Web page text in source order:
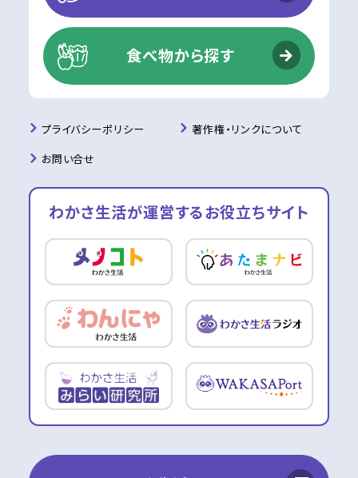
食べ物から探す
プライバシーポリシー
著作権・リンクについて
お問い合せ
わかさ生活が運営するお役立ちサイト